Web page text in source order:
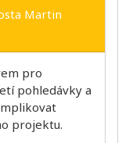
Martin
pro
pohledávky a
projektu.